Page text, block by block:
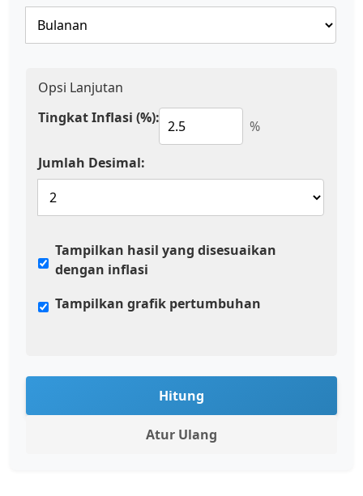
Opsi Lanjutan
Tingkat Inflasi (%):
%
Jumlah Desimal:
Tampilkan hasil yang disesuaikan
dengan inflasi
Tampilkan grafik pertumbuhan
Hitung
Atur Ulang